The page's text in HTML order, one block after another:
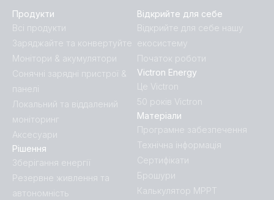
Продукти
Всі продукти
Заряджайте та конвертуйте
Монітори & акумулятори
Сонячні зарядні пристрої &
панелі
Локальний та віддалений
моніторинг
Аксесуари
Відкрийте для себе
Відкрийте для себе нашу
екосистему
Початок роботи
Victron Energy
Це Victron
50 років Victron
Рішення
Зберігання енергії
Резервне живлення та
автономність
Матеріали
Програмне забезпечення
Технічна інформація
Сертифікати
Брошури
Калькулятор MPPT